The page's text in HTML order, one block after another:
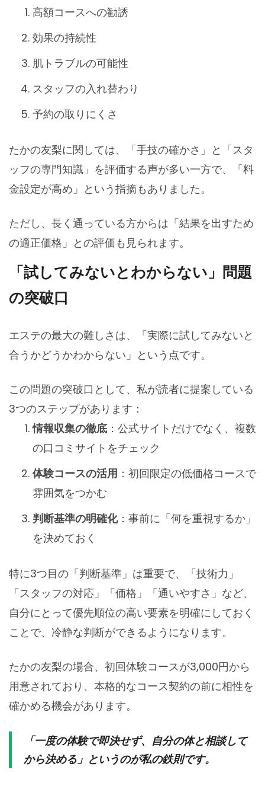
高額コースへの勧誘
効果の持続性
肌トラブルの可能性
スタッフの入れ替わり
予約の取りにくさ
たかの友梨に関しては、「手技の確かさ」と「スタ
ッフの専門知識」を評価する声が多い一方で、「料
金設定が高め」という指摘もありました。
ただし、長く通っている方からは「結果を出すため
の適正価格」との評価も見られます。
「試してみないとわからない」問題
の突破口
エステの最大の難しさは、「実際に試してみないと
合うかどうかわからない」という点です。
この問題の突破口として、私が読者に提案している
3つのステップがあります：
情報収集の徹底 ：公式サイトだけでなく、複数
の口コミサイトをチェック
体験コースの活用 ：初回限定の低価格コースで
雰囲気をつかむ
判断基準の明確化：事前に「何を重視するか」
を決めておく
特に3つ目の「判断基準」は重要で、「技術力」
「スタッフの対応」「価格」「通いやすさ」など、
自分にとって優先順位の高い要素を明確にしておく
ことで、冷静な判断ができるようになります。
たかの友梨の場合、初回体験コースが3,000円から
用意されており、本格的なコース契約の前に相性を
確かめる機会があります。
「一度の体験で即決せず、自分の体と相談して
から決める」というのが私の鉄則です。